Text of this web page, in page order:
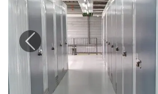
Image précédente